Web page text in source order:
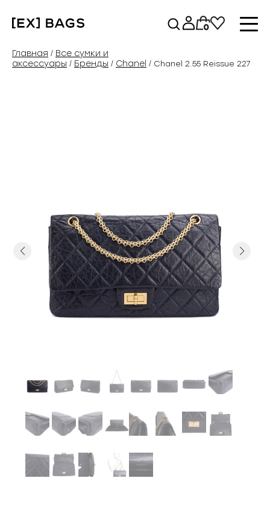
содержимому
0
Главная / Все сумки и
аксессуары / Бренды / Chanel / Chanel 2.55 Reissue 227
Previous Next